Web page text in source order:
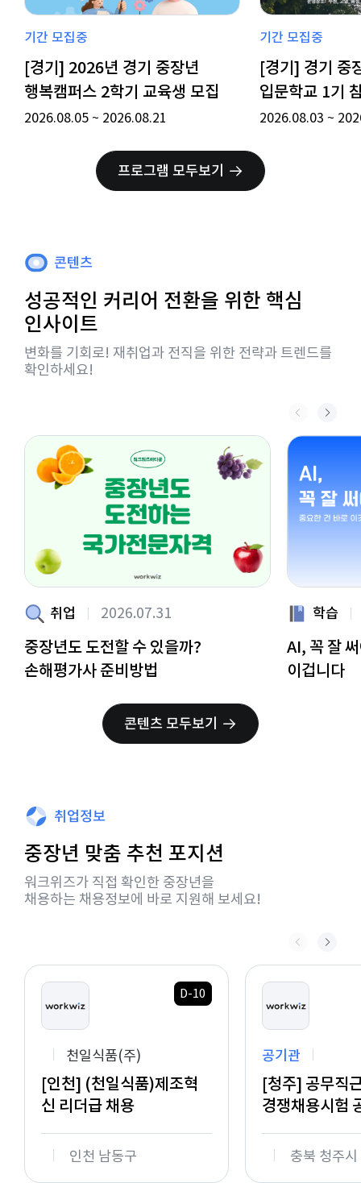
기간 모집중
[경기] 2026년 경기 중장년
행복캠퍼스 2학기 교육생 모집
2026.08.05 ~ 2026.08.21
기간 모집중
[경기] 경기 중
입문학교 1기
프로그램 모두보기
콘텐츠
성공적인 커리어 전환을 위한 핵심
인사이트
변화를 기회로! 재취업과 전직을 위한 전략과 트렌드를
확인하세요!
취업 2026.07.31
중장년도 도전할 수 있을까?
손해평가사 준비방법
학습
AI, 꼭 잘
이겁니다
콘텐츠 모두보기
취업정보
중장년 맞춤 추천 포지션
워크위즈가 직접 확인한 중장년을
채용하는 채용정보에 바로 지원해 보세요!
D-10
천일식품(주)
[인천] (천일식품)제조혁
신 리더급 채용
인천 남동구
공기관
[청주] 공무직
경쟁채용시험
충북 청주시